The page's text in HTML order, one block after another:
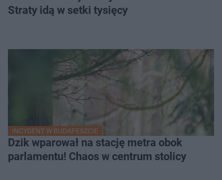
Straty idą w setki tysięcy
INCYDENT W BUDAPESZCIE
Dzik wparował na stację metra obok
parlamentu! Chaos w centrum stolicy